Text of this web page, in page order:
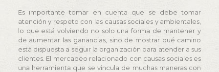
Es importante tomar en cuenta que se debe tomar
atención y respeto con las causas sociales y ambientales,
lo que está volviendo no solo una forma de mantener y
de aumentar las ganancias, sino de mostrar qué camino
está dispuesta a seguir la organización para atender a sus
clientes. El mercadeo relacionado con causas sociales es
una herramienta que se vincula de muchas maneras con